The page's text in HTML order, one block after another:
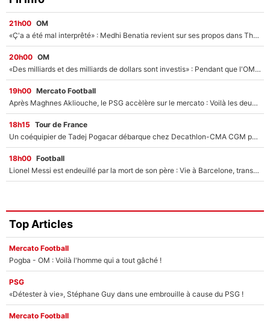
21h00 OM
«Ç'a a été mal interprêté» : Medhi Benatia revient sur ses propos dans The Bridge et précise ses conditions pour rejoindre le PSG !
20h00 OM
«Des milliards et des milliards de dollars sont investis» : Pendant que l'OM est en pleine crise financière, Frank McCourt lance un nouveau projet à 260M€ !
19h00 Mercato Football
Après Maghnes Akliouche, le PSG accèlère sur le mercato : Voilà les deux nouvelles recrues qui vont signer la semaine prochaine ?
18h15 Tour de France
Un coéquipier de Tadej Pogacar débarque chez Decathlon-CMA CGM pour épauler Paul Seixas : «Mes meilleures années sont à venir»
18h00 Football
Lionel Messi est endeuillé par la mort de son père : Vie à Barcelone, transfert au PSG... voilà comment Jorge Messi a joué un rôle essentiel dans sa carrière !
Top Articles
Mercato Football
Pogba - OM : Voilà l'homme qui a tout gâché !
PSG
«Détester à vie», Stéphane Guy dans une embrouille à cause du PSG !
Mercato Football